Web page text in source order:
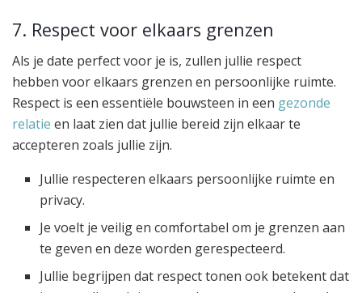
7. Respect voor elkaars grenzen
Als je date perfect voor je is, zullen jullie respect
hebben voor elkaars grenzen en persoonlijke ruimte.
Respect is een essentiële bouwsteen in een gezonde
relatie en laat zien dat jullie bereid zijn elkaar te
accepteren zoals jullie zijn.
Jullie respecteren elkaars persoonlijke ruimte en
privacy.
Je voelt je veilig en comfortabel om je grenzen aan
te geven en deze worden gerespecteerd.
Jullie begrijpen dat respect tonen ook betekent dat